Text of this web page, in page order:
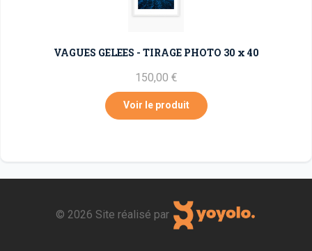
VAGUES GELEES - TIRAGE PHOTO 30 x 40
150,00 €
Voir le produit
© 2026 Site réalisé par